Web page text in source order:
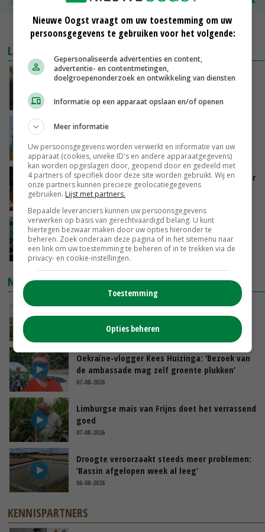
MEER MARKTPRIJZEN
LAATSTE NIEUWS
‘Samenwerking A-ware en Amalthea gaat
GISTEREN, 16:01
Internationale vraag naar geitenzuivel blijft
GISTEREN, 15:33
Vlaamse varkensstapel krimpt, pluimveesector
groeit door schaalvergroting
GISTEREN, 15:20
‘Cijfer jezelf niet weg en doe vooral ook waar
je gelukkig van wordt’
GISTEREN, 13:31
NIEUWSTE VIDEO'S
POAH!: John Deere 7730
GISTEREN, 10:00
Oekraïne-vlogger Kees Huizinga: ‘Bezoek van
de ambassade mag zelf groente plukken’
07-08-2026
Limburgse mais van Frijns doet het verrassend
goed
07-08-2026
Droogte veroorzaakt steeds meer problemen:
‘Bassin afgelopen week al leeg’
06-08-2026
KENNISPARTNERS
Nieuwe Oogst vraagt om uw toestemming om uw
persoonsgegevens te gebruiken voor het volgende:
Gepersonaliseerde advertenties en content,
advertentie- en contentmetingen,
doelgroepenonderzoek en ontwikkeling van diensten
Informatie op een apparaat opslaan en/of openen
Meer informatie
Uw persoonsgegevens worden verwerkt en informatie van uw
apparaat (cookies, unieke ID's en andere apparaatgegevens)
kan worden opgeslagen door, geopend door en gedeeld met
4 partners of specifiek door deze site worden gebruikt. Wij en
onze partners kunnen precieze geolocatiegegevens
gebruiken. Lijst met partners.
Bepaalde leveranciers kunnen uw persoonsgegevens
verwerken op basis van gerechtvaardigd belang. U kunt
hiertegen bezwaar maken door uw opties hieronder te
beheren. Zoek onderaan deze pagina of in het sitemenu naar
een link om uw toestemming te beheren of in te trekken via de
privacy- en cookie-instellingen.
Toestemming
Opties beheren